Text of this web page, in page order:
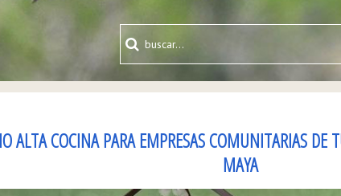
ALTA COCINA PARA EMPRESAS COMUNITARIAS DE
MAYA